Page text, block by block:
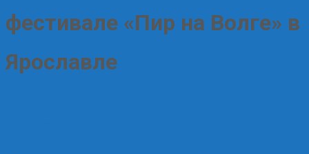
фестивале «Пир на Волге» в
Ярославле